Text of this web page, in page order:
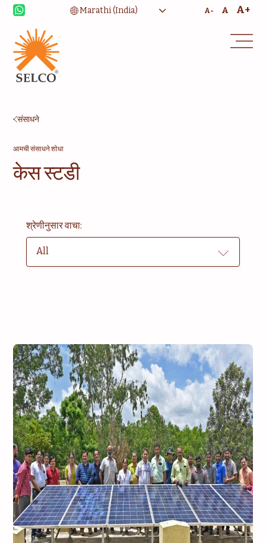
A- A A+
उपजीविका
समुदाय
सल्लागार
संसाधने
आमची संसाधने शोधा
केस स्टडी
श्रेणीनुसार वाचा:
All